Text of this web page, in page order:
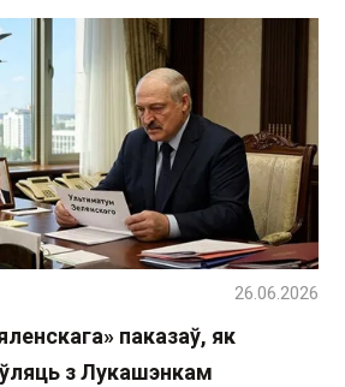
паказаў, як
з Лукашэнкам
26.06.2026